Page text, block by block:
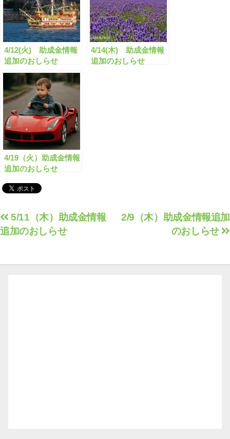
4/12(火) 助成金情報
追加のおしらせ
4/14(木) 助成金情報
追加のおしらせ
4/19（火）助成金情報
追加のおしらせ
投
稿
ビ
2/9（木）助成金情報追加
のおしらせ
5/11（木）助成金情報
追加のおしらせ